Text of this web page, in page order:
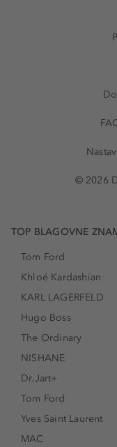
© 2026
TOP BLAGOVNE
Tom Ford
Khloé Kardashian
KARL LAGERFELD
Hugo Boss
The Ordinary
NISHANE
Dr.Jart+
Tom Ford
Yves Saint Laurent
MAC